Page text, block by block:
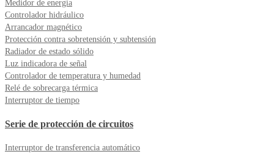
Medidor de energía
Controlador hidráulico
Arrancador magnético
Protección contra sobretensión y subtensión
Radiador de estado sólido
Luz indicadora de señal
Controlador de temperatura y humedad
Relé de sobrecarga térmica
Interruptor de tiempo
Serie de protección de circuitos
Interruptor de transferencia automático